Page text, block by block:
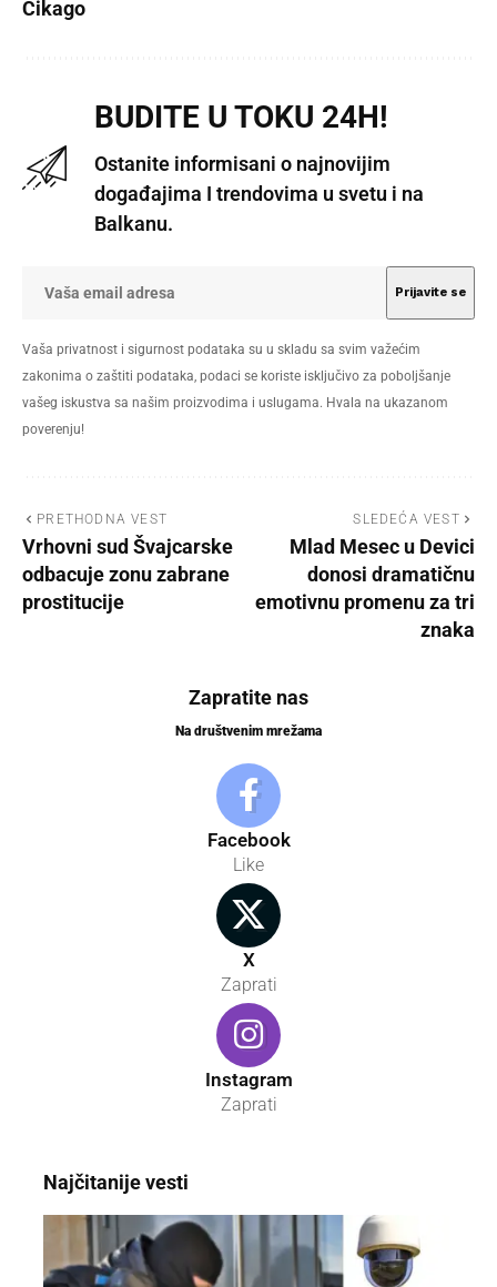
Čikago
BUDITE U TOKU 24H!
Ostanite informisani o najnovijim
događajima I trendovima u svetu i na
Balkanu.
Vaša privatnost i sigurnost podataka su u skladu sa svim važećim
zakonima o zaštiti podataka, podaci se koriste isključivo za poboljšanje
vašeg iskustva sa našim proizvodima i uslugama. Hvala na ukazanom
poverenju!
PRETHODNA VEST
Vrhovni sud Švajcarske
odbacuje zonu zabrane
prostitucije
SLEDEĆA VEST
Mlad Mesec u Devici
donosi dramatičnu
emotivnu promenu za tri
znaka
Zapratite nas
Na društvenim mrežama
Facebook
Like
X
Zaprati
Instagram
Zaprati
Najčitanije vesti